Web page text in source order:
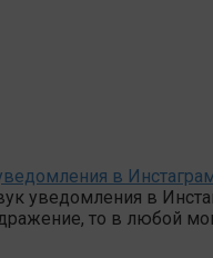
в
уведомления в
то в любой